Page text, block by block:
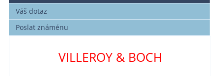
Váš dotaz
Poslat známénu
VILLEROY & BOCH